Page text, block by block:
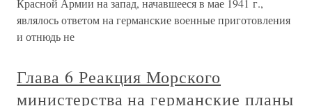
Красной Армии на запад, начавшееся в мае 1941 г.,
являлось ответом на германские военные приготовления
и отнюдь не
Глава 6 Реакция Морского
министерства на германские планы